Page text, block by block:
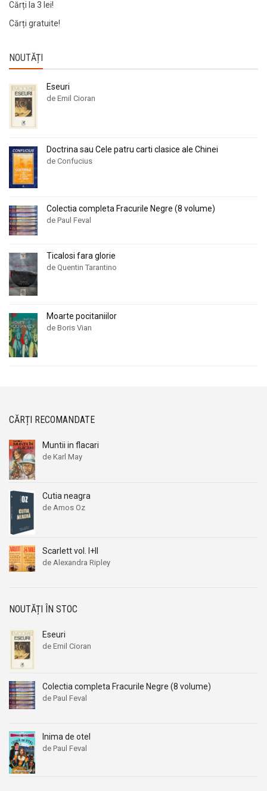
Cărți la 3 lei!
Cărți gratuite!
NOUTĂȚI
Eseuri
de Emil Cioran
Doctrina sau Cele patru carti clasice ale Chinei
de Confucius
Colectia completa Fracurile Negre (8 volume)
de Paul Feval
Ticalosi fara glorie
de Quentin Tarantino
Moarte pocitaniilor
de Boris Vian
CĂRȚI RECOMANDATE
Muntii in flacari
de Karl May
Cutia neagra
de Amos Oz
Scarlett vol. I+II
de Alexandra Ripley
NOUTĂȚI ÎN STOC
Eseuri
de Emil Cioran
Colectia completa Fracurile Negre (8 volume)
de Paul Feval
Inima de otel
de Paul Feval